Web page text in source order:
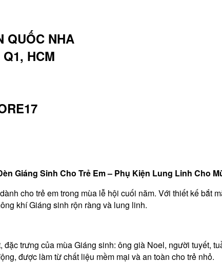
QUỐC NHA
HCM
Giáng Sinh Cho Trẻ Em – Phụ Kiện Lung Linh Cho
cho trẻ em trong mùa lễ hội cuối năm. Với thiết kế bắt
khí Giáng sinh rộn ràng và lung linh.
trưng của mùa Giáng sinh: ông già Noel, người tuyết,
được làm từ chất liệu mềm mại và an toàn cho trẻ nhỏ.